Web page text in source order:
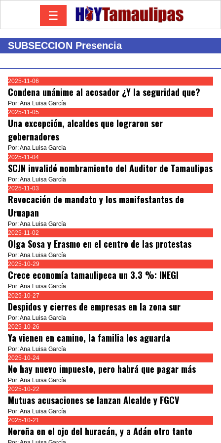
☰
SUBSECCION Presencia
2025-11-06
Condena unánime al acosador ¿Y la seguridad que?
Por: Ana Luisa García
2025-11-05
Una excepción, alcaldes que lograron ser
gobernadores
Por: Ana Luisa García
2025-11-04
SCJN invalidó nombramiento del Auditor de Tamaulipas
Por: Ana Luisa García
2025-11-03
Revocación de mandato y los manifestantes de
Uruapan
Por: Ana Luisa García
2025-11-02
Olga Sosa y Erasmo en el centro de las protestas
Por: Ana Luisa García
2025-10-29
Crece economía tamaulipeca un 3.3 %: INEGI
Por: Ana Luisa García
2025-10-27
Despidos y cierres de empresas en la zona sur
Por: Ana Luisa García
2025-10-26
Ya vienen en camino, la familia los aguarda
Por: Ana Luisa García
2025-10-24
No hay nuevo impuesto, pero habrá que pagar más
Por: Ana Luisa García
2025-10-22
Mutuas acusaciones se lanzan Alcalde y FGCV
Por: Ana Luisa García
2025-10-21
Noroña en el ojo del huracán, y a Adán otro tanto